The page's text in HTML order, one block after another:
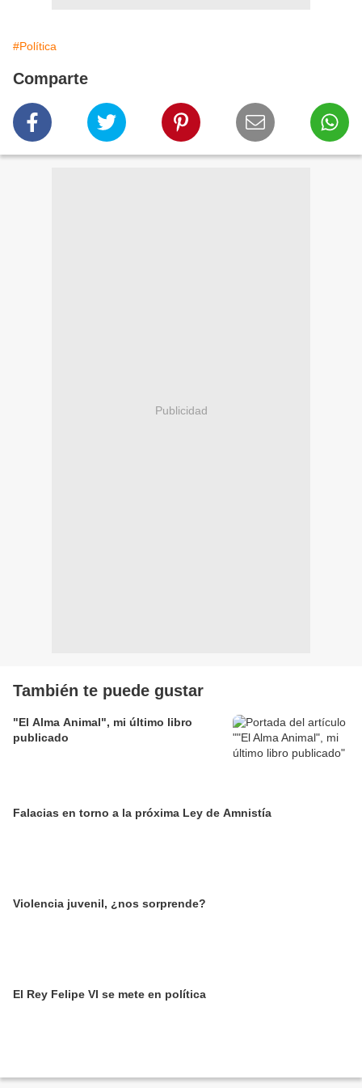
#Política
Comparte
Publicidad
También te puede gustar
"El Alma Animal", mi último libro
publicado
Falacias en torno a la próxima Ley de Amnistía
Violencia juvenil, ¿nos sorprende?
El Rey Felipe VI se mete en política